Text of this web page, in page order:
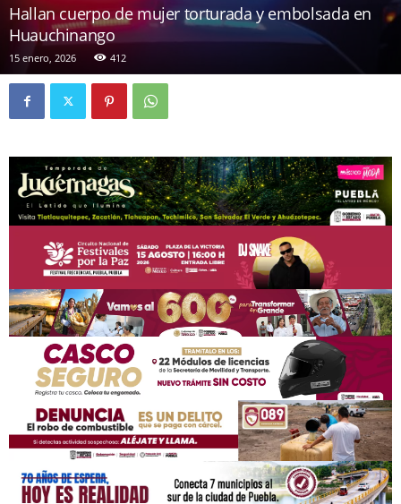
Hallan cuerpo de mujer torturada y embolsada en
Huauchinango
15 enero, 2026 412